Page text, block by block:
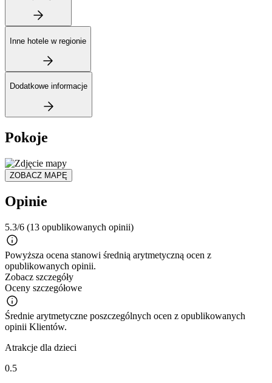
Inne hotele w regionie
Dodatkowe informacje
Pokoje
ZOBACZ MAPĘ
Opinie
5.3/6 (13 opublikowanych opinii)
Powyższa ocena stanowi średnią arytmetyczną ocen z
opublikowanych opinii.
Zobacz szczegóły
Oceny szczegółowe
Średnie arytmetyczne poszczególnych ocen z opublikowanych
opinii Klientów.
Atrakcje dla dzieci
0.5